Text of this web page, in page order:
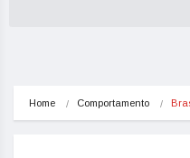
Home Comportamento